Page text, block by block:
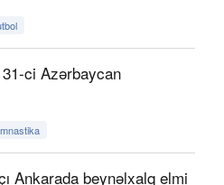
ci Azərbaycan
Ankarada beynəlxalq elmi